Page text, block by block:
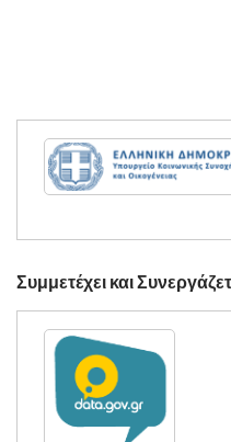
Συμμετέχει και